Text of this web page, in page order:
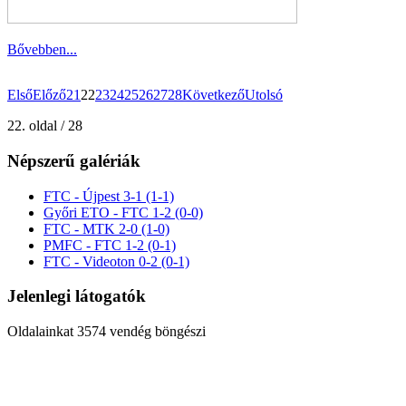
Bővebben...
ElsőElőző21 22232425262728KövetkezőUtolsó
22. oldal / 28
Népszerű galériák
FTC - Újpest 3-1 (1-1)
Győri ETO - FTC 1-2 (0-0)
FTC - MTK 2-0 (1-0)
PMFC - FTC 1-2 (0-1)
FTC - Videoton 0-2 (0-1)
Jelenlegi látogatók
Oldalainkat 3574 vendég böngészi